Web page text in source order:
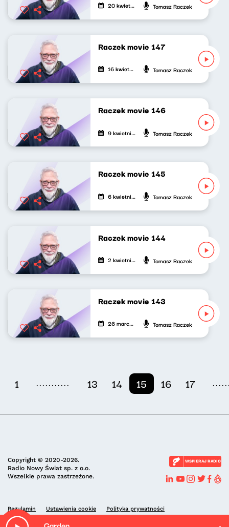
20 kwietnia 2023 Tomasz Raczek
Raczek movie 147
16 kwietnia 2023 Tomasz Raczek
Raczek movie 146
9 kwietnia 2023 Tomasz Raczek
Raczek movie 145
6 kwietnia 2023 Tomasz Raczek
Raczek movie 144
2 kwietnia 2023 Tomasz Raczek
Raczek movie 143
26 marca 2023 Tomasz Raczek
1 ........... 13 14 15 16 17
Copyright © 2020-2026.
Radio Nowy Świat sp. z o.o.
Wszelkie prawa zastrzeżone.
WSPIERAJ RADIO
Regulamin Ustawienia cookie Polityka prywatności